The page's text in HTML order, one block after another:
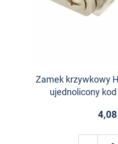
Zamek krzywkowy
ujednolicony
4,08